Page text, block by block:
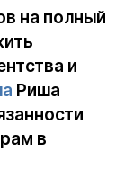
на полный
и
Риша
в